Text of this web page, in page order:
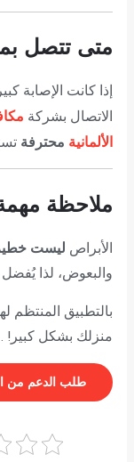
متى تتصل
إذا كانت الإصابة
الاتصال بشركة
الألمانية محترفة
ملاحظة
الأبراص ليست
والبعوض، لذا يُفضل
بالتطبيق المنتظم
منزلك بشكل كبير! .
طلب الدعم من